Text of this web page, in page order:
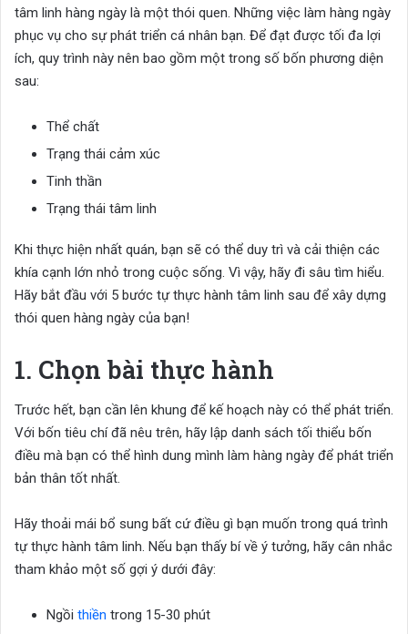
tâm linh hàng ngày là một thói quen. Những việc làm hàng ngày
phục vụ cho sự phát triển cá nhân bạn. Để đạt được tối đa lợi
ích, quy trình này nên bao gồm một trong số bốn phương diện
sau:
Thể chất
Trạng thái cảm xúc
Tinh thần
Trạng thái tâm linh
Khi thực hiện nhất quán, bạn sẽ có thể duy trì và cải thiện các
khía cạnh lớn nhỏ trong cuộc sống. Vì vậy, hãy đi sâu tìm hiểu.
Hãy bắt đầu với 5 bước tự thực hành tâm linh sau để xây dựng
thói quen hàng ngày của bạn!
1. Chọn bài thực hành
Trước hết, bạn cần lên khung để kế hoạch này có thể phát triển.
Với bốn tiêu chí đã nêu trên, hãy lập danh sách tối thiểu bốn
điều mà bạn có thể hình dung mình làm hàng ngày để phát triển
bản thân tốt nhất.
Hãy thoải mái bổ sung bất cứ điều gì bạn muốn trong quá trình
tự thực hành tâm linh. Nếu bạn thấy bí về ý tưởng, hãy cân nhắc
tham khảo một số gợi ý dưới đây:
Ngồi thiền trong 15-30 phút